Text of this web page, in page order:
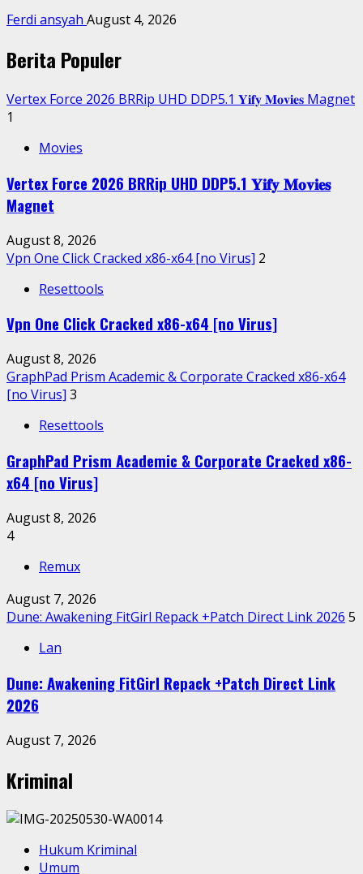
Ferdi ansyah August 4, 2026
Berita Populer
Vertex Force 2026 BRRip UHD DDP5.1 𝐘𝐢𝐟𝐲 𝐌𝐨𝐯𝐢𝐞𝐬 Magnet
1
Movies
Vertex Force 2026 BRRip UHD DDP5.1 𝐘𝐢𝐟𝐲 𝐌𝐨𝐯𝐢𝐞𝐬
Magnet
August 8, 2026
Vpn One Click Cracked x86-x64 [no Virus] 2
Resettools
Vpn One Click Cracked x86-x64 [no Virus]
August 8, 2026
GraphPad Prism Academic & Corporate Cracked x86-x64
[no Virus] 3
Resettools
GraphPad Prism Academic & Corporate Cracked x86-
x64 [no Virus]
August 8, 2026
4
Remux
August 7, 2026
Dune: Awakening FitGirl Repack +Patch Direct Link 2026 5
Lan
Dune: Awakening FitGirl Repack +Patch Direct Link
2026
August 7, 2026
Kriminal
Hukum Kriminal
Umum